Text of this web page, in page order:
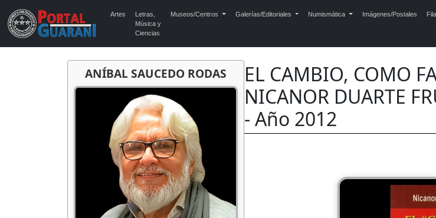
Artes
Letras,
Música y
Ciencias
Museos/Centros Galerías/Editoriales Numismática Imágenes/Postales
ANÍBAL SAUCEDO RODAS
EL CAMBIO, COMO
NICANOR DUARTE
- Año 2012